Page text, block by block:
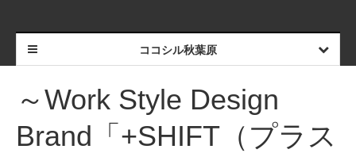
ココシル秋葉原
～Work Style Design
Brand「+SHIFT（プラス